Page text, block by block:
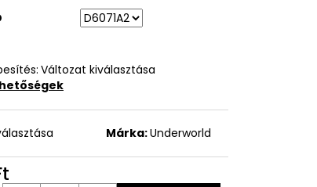
Változat kiválasztása
Márka:Underworld